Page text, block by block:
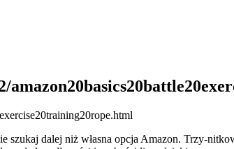
szukaj dalej niż własna opcja Amazon. Trzy-